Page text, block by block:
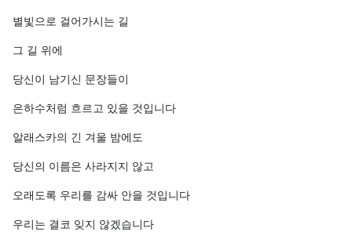
별빛으로 걸어가시는 길
그 길 위에
당신이 남기신 문장들이
은하수처럼 흐르고 있을 것입니다
알래스카의 긴 겨울 밤에도
당신의 이름은 사라지지 않고
오래도록 우리를 감싸 안을 것입니다
우리는 결코 잊지 않겠습니다